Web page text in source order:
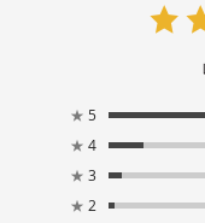
★ 5
★ 4
★ 3
★ 2